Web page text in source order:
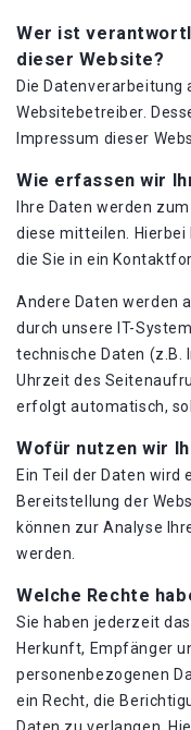
Wer ist
dieser Website?
Die
Websitebetreiber.
Impressum dieser
Wie erfassen wir
Ihre Daten werden
diese mitteilen. Hierbei
die Sie in ein
Andere Daten werden
durch unsere IT-
technische Daten (z.B.
Uhrzeit des
erfolgt automatisch,
Wofür nutzen wir
Ein Teil der Daten
Bereitstellung der
können zur Analyse
werden.
Welche Rechte
Sie haben jederzeit
Herkunft, Empfänger
personenbezogenen
ein Recht, die